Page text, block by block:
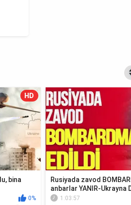
HD
bina
0%
Rusiyada zavod
anbarlar YANIR-Ukrayna
Cəfərov Ca...
1:03:57